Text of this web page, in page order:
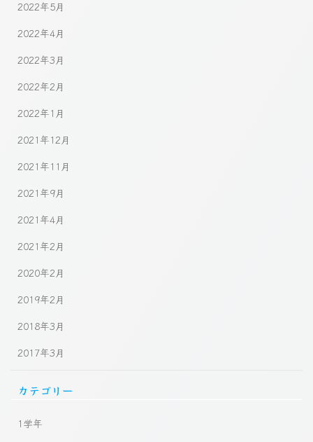
2022年5月
2022年4月
2022年3月
2022年2月
2022年1月
2021年12月
2021年11月
2021年9月
2021年4月
2021年2月
2020年2月
2019年2月
2018年3月
2017年3月
カテゴリー
1学年